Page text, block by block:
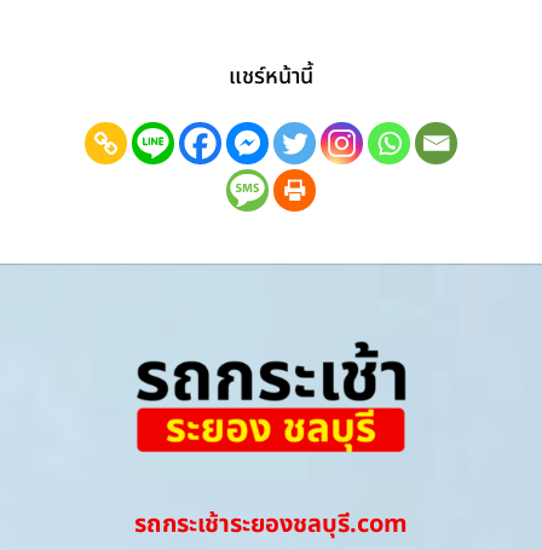
แชร์หน้านี้
รถกระเช้าระยองชลบุรี.com